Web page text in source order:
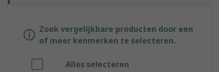
Zoek vergelijkbare producten door een
of meer kenmerken te selecteren.
Alles selecteren